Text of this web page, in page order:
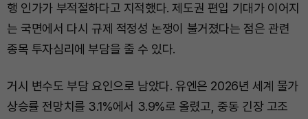
행 인가가 부적절하다고 지적했다. 제도권 편입 기대가 이어지
는 국면에서 다시 규제 적정성 논쟁이 불거졌다는 점은 관련
종목 투자심리에 부담을 줄 수 있다.
거시 변수도 부담 요인으로 남았다. 유엔은 2026년 세계 물가
상승률 전망치를 3.1%에서 3.9%로 올렸고, 중동 긴장 고조